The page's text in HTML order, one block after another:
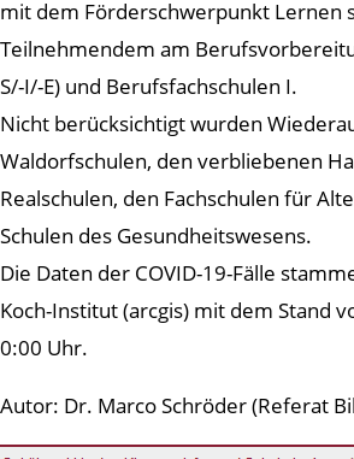
mit dem Förderschwerpunkt Lernen
Teilnehmendem am
S/-I/-E) und Berufsfachschulen I.
Nicht berücksichtigt wurden
Waldorfschulen, den verbliebenen
Realschulen, den Fachschulen für
Schulen des Gesundheitswesens.
Die Daten der COVID-19-Fälle
Koch-Institut (arcgis) mit dem Stand
0:00 Uhr.
Autor: Dr. Marco Schröder (Referat